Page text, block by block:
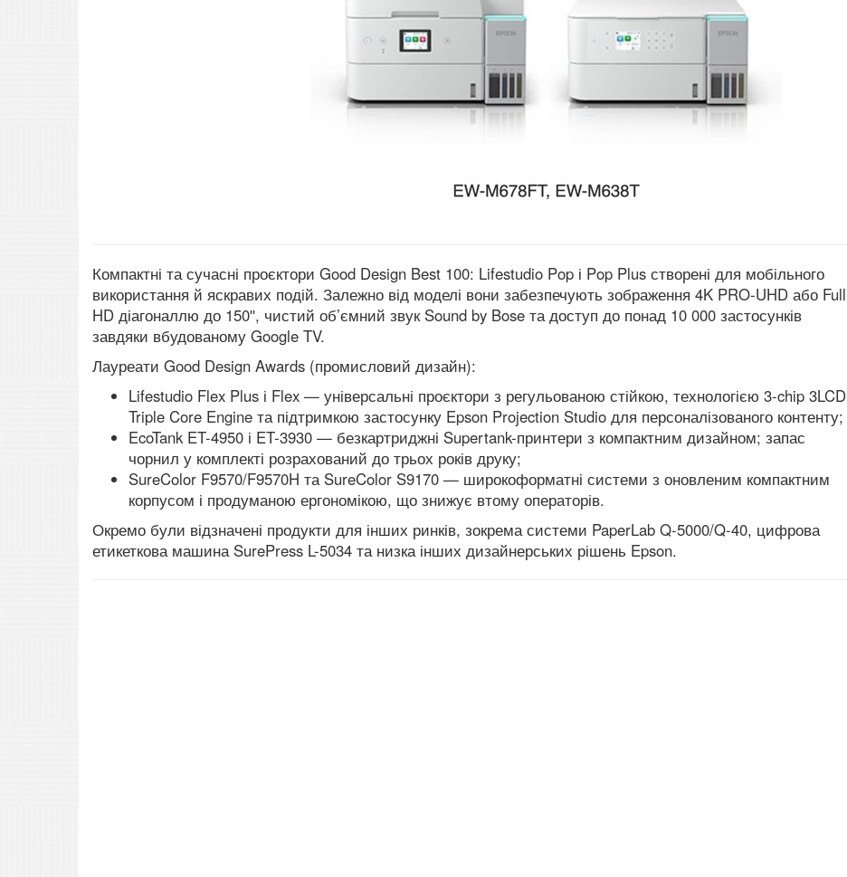
Компактні та сучасні проєктори Good Design Best 100: Lifestudio Pop і Pop Plus створені для мобільного
використання й яскравих подій. Залежно від моделі вони забезпечують зображення 4K PRO-UHD або Full
HD діагоналлю до 150ʺ, чистий об’ємний звук Sound by Bose та доступ до понад 10 000 застосунків
завдяки вбудованому Google TV.
Лауреати Good Design Awards (промисловий дизайн):
Lifestudio Flex Plus і Flex — універсальні проєктори з регульованою стійкою, технологією 3-chip 3LCD
Triple Core Engine та підтримкою застосунку Epson Projection Studio для персоналізованого контенту;
EcoTank ET-4950 і ET-3930 — безкартриджні Supertank-принтери з компактним дизайном; запас
чорнил у комплекті розрахований до трьох років друку;
SureColor F9570/F9570H та SureColor S9170 — широкоформатні системи з оновленим компактним
корпусом і продуманою ергономікою, що знижує втому операторів.
Окремо були відзначені продукти для інших ринків, зокрема системи PaperLab Q-5000/Q-40, цифрова
етикеткова машина SurePress L-5034 та низка інших дизайнерських рішень Epson.